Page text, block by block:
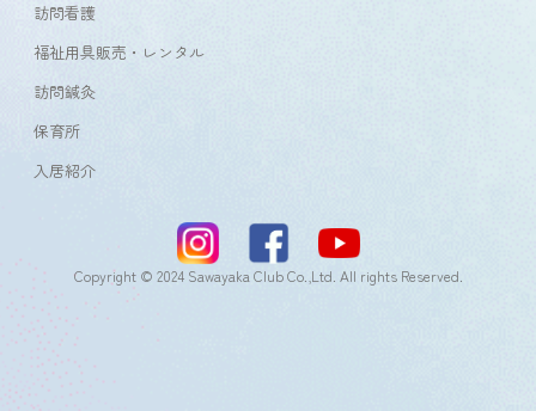
訪問看護
福祉用具販売・レンタル
訪問鍼灸
保育所
入居紹介
Copyright © 2024 Sawayaka Club Co.,Ltd. All rights Reserved.